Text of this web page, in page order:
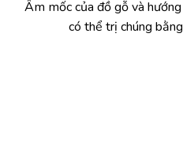
Ẩm mốc của đồ gỗ và
có thể trị chúng bằng